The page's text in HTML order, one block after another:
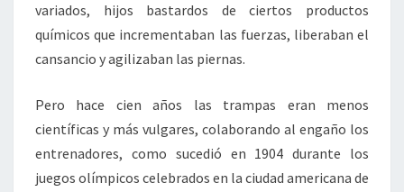
variados, hijos bastardos de ciertos productos
químicos que incrementaban las fuerzas, liberaban el
cansancio y agilizaban las piernas.
Pero hace cien años las trampas eran menos
científicas y más vulgares, colaborando al engaño los
entrenadores, como sucedió en 1904 durante los
juegos olímpicos celebrados en la ciudad americana de